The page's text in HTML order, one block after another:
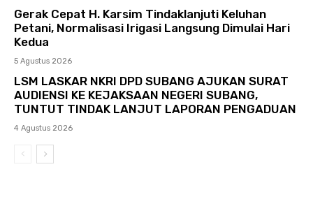
Gerak Cepat H. Karsim Tindaklanjuti Keluhan
Petani, Normalisasi Irigasi Langsung Dimulai Hari
Kedua
5 Agustus 2026
LSM LASKAR NKRI DPD SUBANG AJUKAN SURAT
AUDIENSI KE KEJAKSAAN NEGERI SUBANG,
TUNTUT TINDAK LANJUT LAPORAN PENGADUAN
4 Agustus 2026